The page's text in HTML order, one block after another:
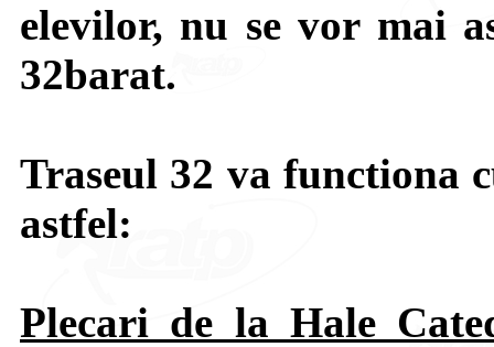
elevilor, nu se vor mai
32barat.
Traseul 32 va functiona
astfel:
Plecari de la Hale